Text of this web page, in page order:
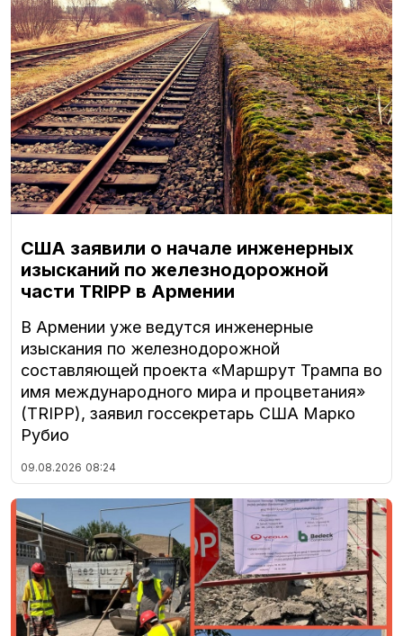
США заявили о начале инженерных
изысканий по железнодорожной
части TRIPP в Армении
В Армении уже ведутся инженерные
изыскания по железнодорожной
составляющей проекта «Маршрут Трампа во
имя международного мира и процветания»
(TRIPP), заявил госсекретарь США Марко
Рубио
09.08.2026 08:24